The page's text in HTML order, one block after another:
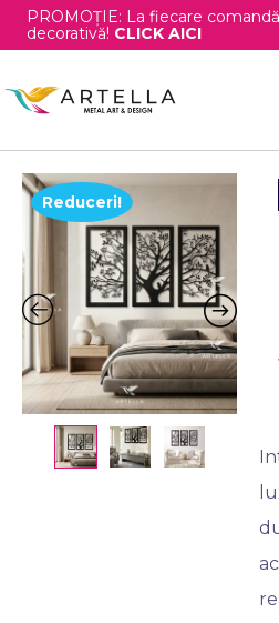
PROMOȚIE: La fiecare
decorativă! CLICK AICI
Reduceri!